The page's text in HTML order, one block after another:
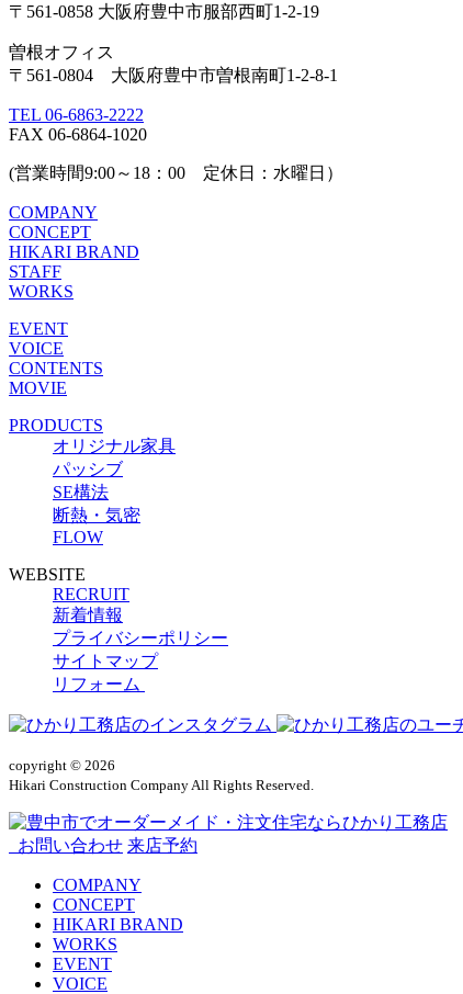
〒561-0858 大阪府豊中市服部西町1-2-19
曽根オフィス
〒561-0804 大阪府豊中市曽根南町1-2-8-1
TEL 06-6863-2222
FAX 06-6864-1020
(営業時間9:00～18：00 定休日：水曜日）
COMPANY
CONCEPT
HIKARI BRAND
STAFF
WORKS
EVENT
VOICE
CONTENTS
MOVIE
PRODUCTS
オリジナル家具
パッシブ
SE構法
断熱・気密
FLOW
WEBSITE
RECRUIT
新着情報
プライバシーポリシー
サイトマップ
リフォーム
copyright © 2026
Hikari Construction Company All Rights Reserved.
お問い合わせ 来店予約
COMPANY
CONCEPT
HIKARI BRAND
WORKS
EVENT
VOICE